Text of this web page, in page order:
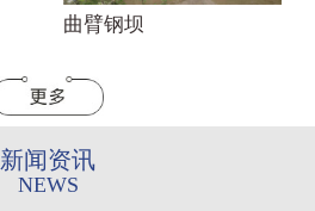
曲臂钢坝
新闻资讯
NEWS